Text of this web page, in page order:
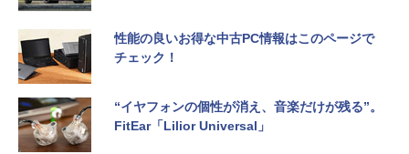
性能の良いお得な中古PC情報はこのページで
チェック！
“イヤフォンの個性が消え、音楽だけが残る”。
FitEar「Lilior Universal」